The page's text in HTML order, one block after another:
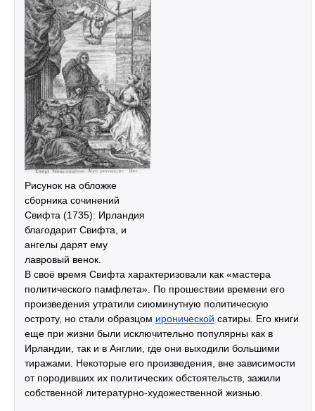
Рисунок на обложке
сборника сочинений
Свифта (1735): Ирландия
благодарит Свифта, и
ангелы дарят ему
лавровый венок.
В своё время Свифта характеризовали как «мастера
политического памфлета». По прошествии времени его
произведения утратили сиюминутную политическую
остроту, но стали образцом иронической сатиры. Его книги
еще при жизни были исключительно популярны как в
Ирландии, так и в Англии, где они выходили большими
тиражами. Некоторые его произведения, вне зависимости
от породивших их политических обстоятельств, зажили
собственной литературно-художественной жизнью.